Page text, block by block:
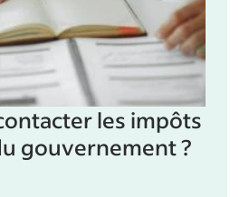
les impôts
gouvernement ?